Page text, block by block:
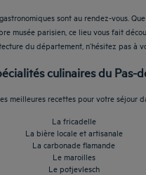
sont au rendez-vous.
musée parisien, ce lieu vous fait
du département, n’hésitez pas à
culinaires du Pas-
meilleures recettes pour votre séjour
La fricadelle
La bière locale et artisanale
La carbonade flamande
Le maroilles
Le potjevlesch